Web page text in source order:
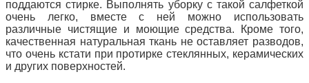
поддаются стирке. Выполнять уборку с такой салфеткой
очень легко, вместе с ней можно использовать
различные чистящие и моющие средства. Кроме того,
качественная натуральная ткань не оставляет разводов,
что очень кстати при протирке стеклянных, керамических
и других поверхностей.